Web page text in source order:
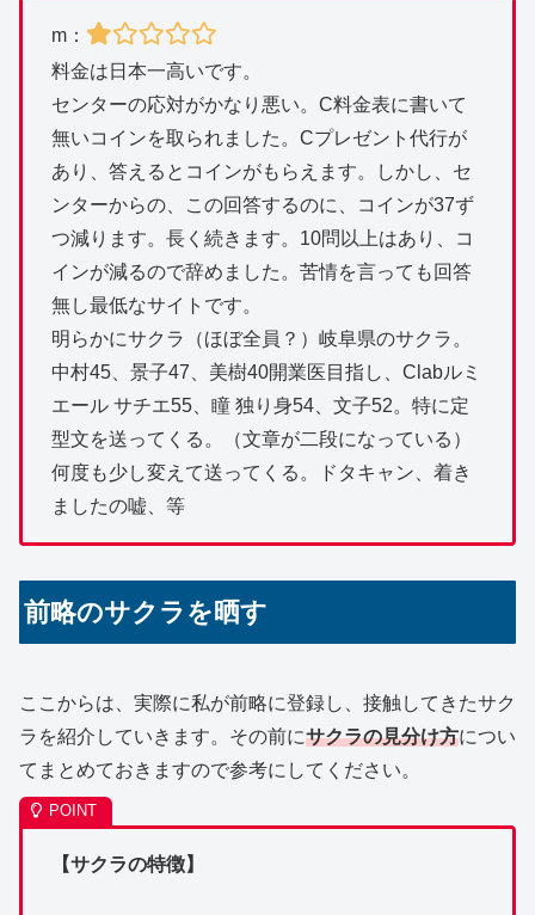
m：
料金は日本一高いです。
センターの応対がかなり悪い。C料金表に書いて
無いコインを取られました。Cプレゼント代行が
あり、答えるとコインがもらえます。しかし、セ
ンターからの、この回答するのに、コインが37ず
つ減ります。長く続きます。10問以上はあり、コ
インが減るので辞めました。苦情を言っても回答
無し最低なサイトです。
明らかにサクラ（ほぼ全員？）岐阜県のサクラ。
中村45、景子47、美樹40開業医目指し、Clabルミ
エール サチエ55、瞳 独り身54、文子52。特に定
型文を送ってくる。（文章が二段になっている）
何度も少し変えて送ってくる。ドタキャン、着き
ましたの嘘、等
前略のサクラを晒す
ここからは、実際に私が前略に登録し、接触してきたサク
ラを紹介していきます。その前にサクラの見分け方につい
てまとめておきますので参考にしてください。
【サクラの特徴】